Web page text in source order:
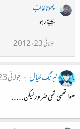
چھوٹاغالبؔ
جیتے رہو
جولائی 23، 2012
نیرنگ خیال
جولائی 23، 2012
ھوا تھمی تھی ضرور لیکن.....